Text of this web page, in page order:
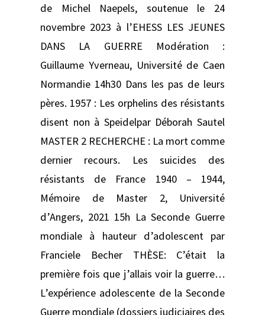
de Michel Naepels, soutenue le 24
novembre 2023 à l’EHESS LES JEUNES
DANS LA GUERRE Modération :
Guillaume Yverneau, Université de Caen
Normandie 14h30 Dans les pas de leurs
pères. 1957 : Les orphelins des résistants
disent non à Speidelpar Déborah Sautel
MASTER 2 RECHERCHE : La mort comme
dernier recours. Les suicides des
résistants de France 1940 – 1944,
Mémoire de Master 2, Université
d’Angers, 2021 15h La Seconde Guerre
mondiale à hauteur d’adolescent par
Franciele Becher THÈSE: C’était la
première fois que j’allais voir la guerre…
L’expérience adolescente de la Seconde
Guerre mondiale (dossiers judiciaires des